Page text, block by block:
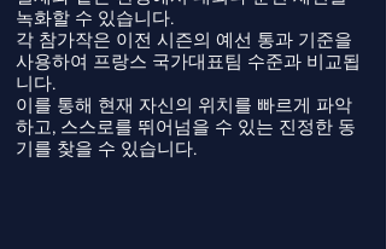
녹화할 수 있습니다.
각 참가작은 이전 시즌의 예선 통과 기준을
사용하여 프랑스 국가대표팀 수준과 비교됩
니다.
이를 통해 현재 자신의 위치를 빠르게 파악
하고, 스스로를 뛰어넘을 수 있는 진정한 동
기를 찾을 수 있습니다.